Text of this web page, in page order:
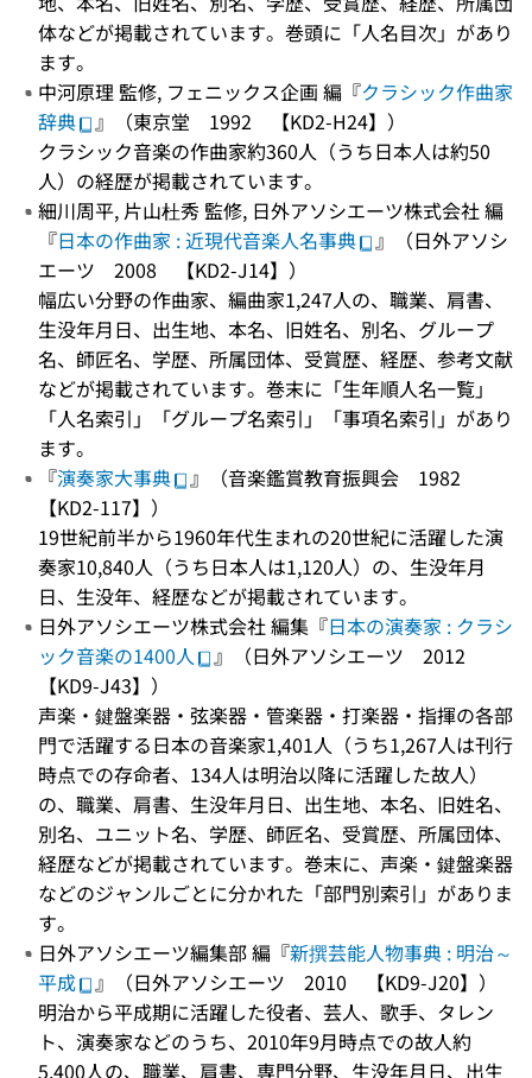
体などが掲載されています。巻頭に「人名目次」があり
ます。
中河原理 監修, フェニックス企画 編『クラシック作曲家
辞典
』（東京堂 1992 【KD2-H24】）
クラシック音楽の作曲家約360人（うち日本人は約50
人）の経歴が掲載されています。
細川周平, 片山杜秀 監修, 日外アソシエーツ株式会社 編
『日本の作曲家 : 近現代音楽人名事典
』（日外アソシ
エーツ 2008 【KD2-J14】）
幅広い分野の作曲家、編曲家1,247人の、職業、肩書、
生没年月日、出生地、本名、旧姓名、別名、グループ
名、師匠名、学歴、所属団体、受賞歴、経歴、参考文献
などが掲載されています。巻末に「生年順人名一覧」
「人名索引」「グループ名索引」「事項名索引」があり
ます。
『演奏家大事典
』（音楽鑑賞教育振興会 1982
【KD2-117】）
19世紀前半から1960年代生まれの20世紀に活躍した演
奏家10,840人（うち日本人は1,120人）の、生没年月
日、生没年、経歴などが掲載されています。
日外アソシエーツ株式会社 編集『日本の演奏家 : クラシ
ック音楽の1400人
』（日外アソシエーツ 2012
【KD9-J43】）
声楽・鍵盤楽器・弦楽器・管楽器・打楽器・指揮の各部
門で活躍する日本の音楽家1,401人（うち1,267人は刊行
時点での存命者、134人は明治以降に活躍した故人）
の、職業、肩書、生没年月日、出生地、本名、旧姓名、
別名、ユニット名、学歴、師匠名、受賞歴、所属団体、
経歴などが掲載されています。巻末に、声楽・鍵盤楽器
などのジャンルごとに分かれた「部門別索引」がありま
す。
日外アソシエーツ編集部 編『新撰芸能人物事典 : 明治～
平成
』（日外アソシエーツ 2010 【KD9-J20】）
明治から平成期に活躍した役者、芸人、歌手、タレン
ト、演奏家などのうち、2010年9月時点での故人約
5,400人の、職業、肩書、専門分野、生没年月日、出生